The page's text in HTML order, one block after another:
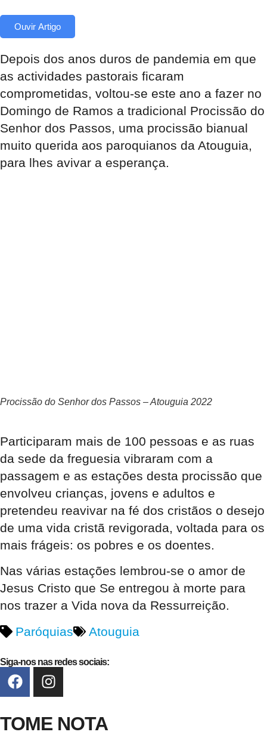
Ouvir Artigo
Depois dos anos duros de pandemia em que
as actividades pastorais ficaram
comprometidas, voltou-se este ano a fazer no
Domingo de Ramos a tradicional Procissão do
Senhor dos Passos, uma procissão bianual
muito querida aos paroquianos da Atouguia,
para lhes avivar a esperança.
Procissão do Senhor dos Passos – Atouguia 2022
Participaram mais de 100 pessoas e as ruas
da sede da freguesia vibraram com a
passagem e as estações desta procissão que
envolveu crianças, jovens e adultos e
pretendeu reavivar na fé dos cristãos o desejo
de uma vida cristã revigorada, voltada para os
mais frágeis: os pobres e os doentes.
Nas várias estações lembrou-se o amor de
Jesus Cristo que Se entregou à morte para
nos trazer a Vida nova da Ressurreição.
Paróquias
Atouguia
Siga-nos nas redes sociais:
TOME NOTA